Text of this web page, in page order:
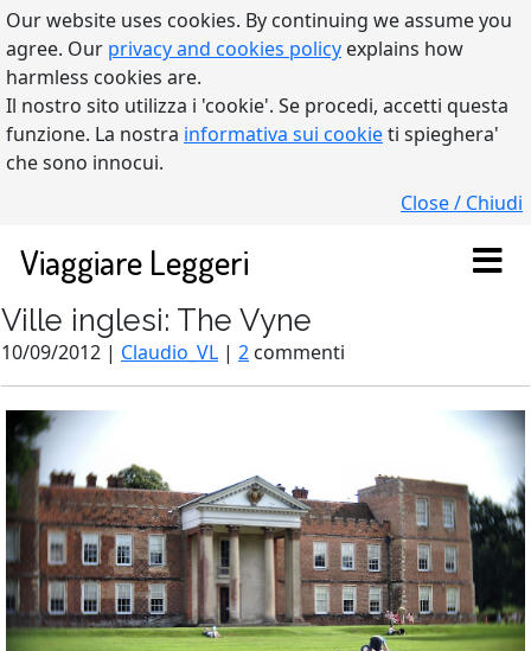
Our website uses cookies. By continuing we assume you
agree. Our privacy and cookies policy explains how
harmless cookies are.
Il nostro sito utilizza i 'cookie'. Se procedi, accetti questa
funzione. La nostra informativa sui cookieti spieghera'
che sono innocui.
Close / Chiudi
Viaggiare Leggeri
Ville inglesi: The Vyne
10/09/2012 | Claudio_VL | 2 commenti